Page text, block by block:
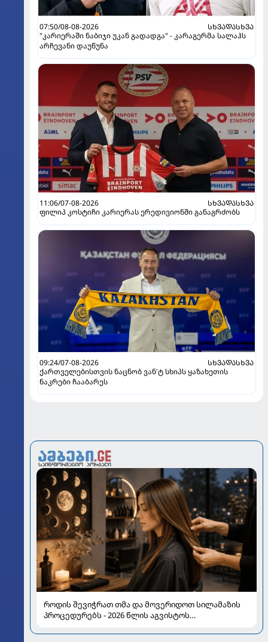
07:50/08-08-2026
ᲡᲮᲕᲐᲓᲐᲡᲮᲕᲐ
"კარიერაში ნაბიჯი უკან გადადგა" - კარაგერმა სალაჰს
არჩევანი დაუწუნა
11:06/07-08-2026
ᲡᲮᲕᲐᲓᲐᲡᲮᲕᲐ
ფილიპ კოსტიჩი კარიერას ერედივიონში განაგრძობს
09:24/07-08-2026
ᲡᲮᲕᲐᲓᲐᲡᲮᲕᲐ
ქართველებისთვის ნაცნობ ვან'ტ სხიპს ყაზახეთის
ნაკრები ჩააბარეს
როდის შევიჭრათ თმა და მოვერიდოთ სილამაზის
პროცედურებს - 2026 წლის აგვისტოს